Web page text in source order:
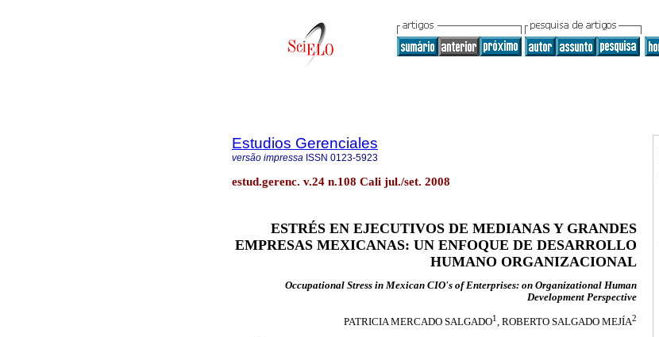
Estudios Gerenciales
versão impressa ISSN 0123-5923
estud.gerenc. v.24 n.108 Cali jul./set. 2008
ESTRÉS EN EJECUTIVOS DE MEDIANAS Y GRANDES
EMPRESAS MEXICANAS: UN ENFOQUE DE DESARROLLO
HUMANO ORGANIZACIONAL
Occupational Stress in Mexican CIO's of Enterprises: on Organizational Human
Development Perspective
PATRICIA MERCADO SALGADO1 , ROBERTO SALGADO MEJÍA2